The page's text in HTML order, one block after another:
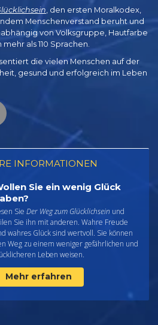
, den ersten Moralkodex,
Menschenverstand beruht und
von Volksgruppe, Hautfarbe
als 110 Sprachen.
die vielen Menschen auf der
gesund und erfolgreich im Leben
INFORMATIONEN
Sie ein wenig Glück
Sie Der Weg zum Glücklichsein und
Sie ihn mit anderen. Wahre Freude
wahres Glück sind wertvoll. Sie können
Weg zu einem weniger gefährlichen und
Leben weisen.
Mehr erfahren